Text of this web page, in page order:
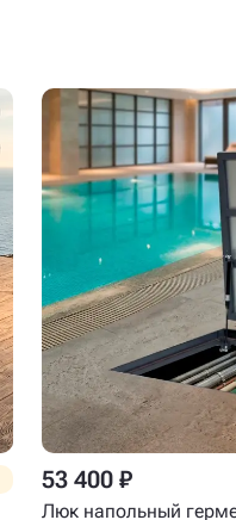
53 400 ₽
Люк напольный